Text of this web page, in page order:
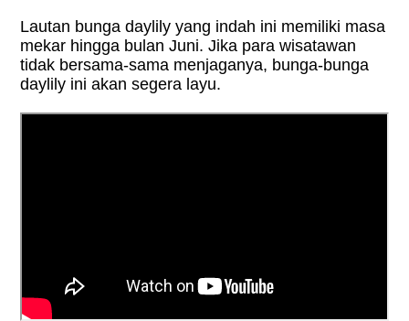
Lautan bunga daylily yang indah ini memiliki masa
mekar hingga bulan Juni. Jika para wisatawan
tidak bersama-sama menjaganya, bunga-bunga
daylily ini akan segera layu.